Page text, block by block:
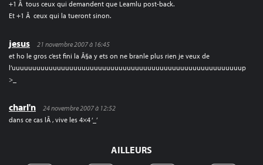
+1 Ã tous ceux qui demandent que Leamlu post-back.
Et +1 Ã ceux qui la tueront sinon.
jesus
21 novembre 2007 à 16:45
et ho le gros c’est fini la Ã§a y ets on ne branle plus rien je veux de
l’uuuuuuuuuuuuuuuuuuuuuuuuuuuuuuuuuuuuuuuuuuuuuuuuuuuuuuuup
>_
charl'n
24 novembre 2007 à 12:52
dans ce cas lÃ , vive les 4×4 ‘_’
AILLEURS